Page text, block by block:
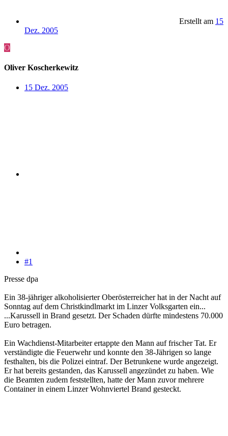
Erstellt am 15
Dez. 2005
O
Oliver Koscherkewitz
15 Dez. 2005
#1
Presse dpa
Ein 38-jähriger alkoholisierter Oberösterreicher hat in der Nacht auf
Sonntag auf dem Christkindlmarkt im Linzer Volksgarten ein...
...Karussell in Brand gesetzt. Der Schaden dürfte mindestens 70.000
Euro betragen.
Ein Wachdienst-Mitarbeiter ertappte den Mann auf frischer Tat. Er
verständigte die Feuerwehr und konnte den 38-Jährigen so lange
festhalten, bis die Polizei eintraf. Der Betrunkene wurde angezeigt.
Er hat bereits gestanden, das Karussell angezündet zu haben. Wie
die Beamten zudem feststellten, hatte der Mann zuvor mehrere
Container in einem Linzer Wohnviertel Brand gesteckt.